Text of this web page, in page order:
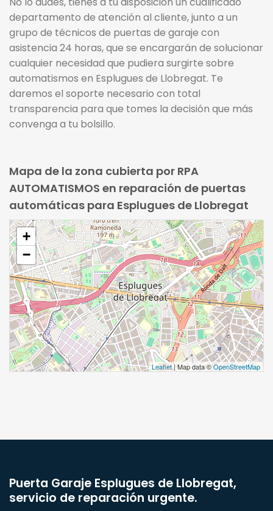
departamento de atención al cliente, junto a un
grupo de técnicos de puertas de garaje con
asistencia 24 horas, que se encargarán de solucionar
cualquier necesidad que pudiera surgirte sobre
automatismos en Esplugues de Llobregat. Te
daremos el soporte necesario con total
transparencia para que tomes la decisión que más
convenga a tu bolsillo.
Mapa de la zona cubierta por RPA
AUTOMATISMOS en reparación de puertas
automáticas para Esplugues de Llobregat
+
−
Leaflet| Map data ©OpenStreetMap
Puerta Garaje Esplugues de Llobregat,
servicio de reparación urgente.